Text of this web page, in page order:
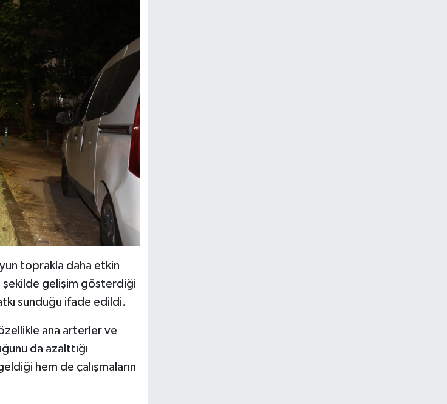
toprakla daha etkin
şekilde gelişim gösterdiği
sunduğu ifade edildi.
ana arterler ve
da azalttığı
hem de çalışmaların